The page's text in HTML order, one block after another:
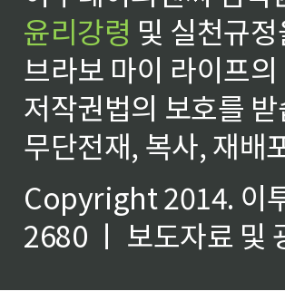
윤리강령 및 실천규
브라보 마이 라이프
저작권법의 보호를
무단전재, 복사, 재배
Copyright 2014. 이
2680 ㅣ 보도자료